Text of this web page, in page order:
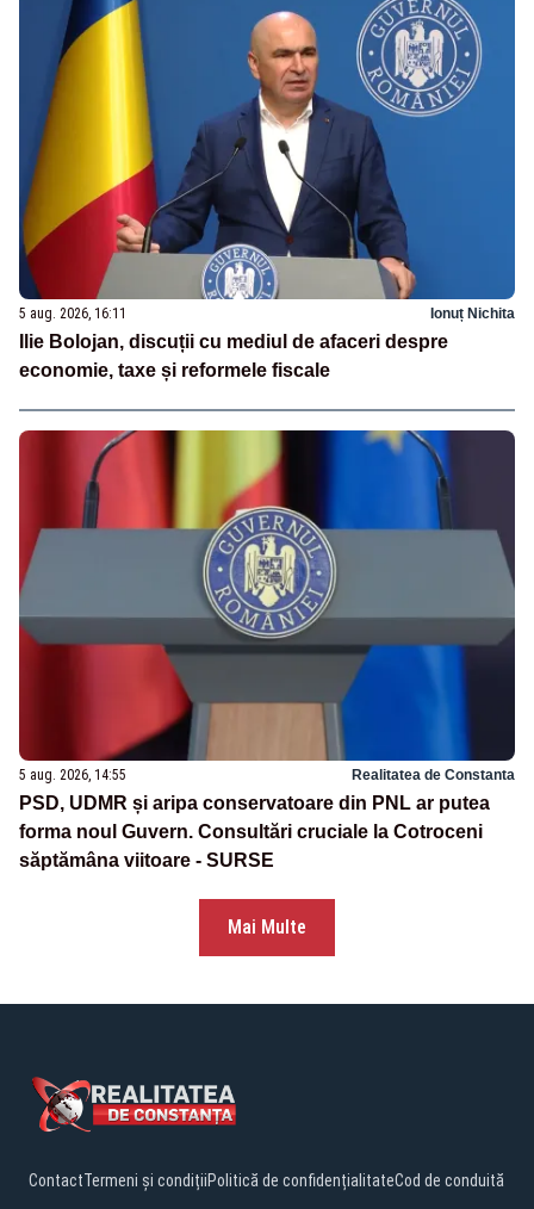
5 aug. 2026, 16:11 Ionuț Nichita
Ilie Bolojan, discuții cu mediul de afaceri despre
economie, taxe și reformele fiscale
5 aug. 2026, 14:55 Realitatea de Constanta
PSD, UDMR și aripa conservatoare din PNL ar putea
forma noul Guvern. Consultări cruciale la Cotroceni
săptămâna viitoare - SURSE
Mai Multe
ContactTermeni și condițiiPolitică de confidențialitateCod de conduită